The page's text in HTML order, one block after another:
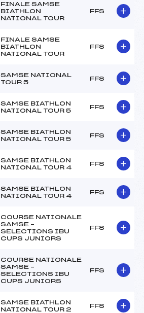
FINALE SAMSE
BIATHLON
NATIONAL TOUR
FFS
FINALE SAMSE
BIATHLON
NATIONAL TOUR
FFS
SAMSE NATIONAL
TOUR 5
FFS
SAMSE BIATHLON
NATIONAL TOUR 5
FFS
SAMSE BIATHLON
NATIONAL TOUR 5
FFS
SAMSE BIATHLON
NATIONAL TOUR 4
FFS
SAMSE BIATHLON
NATIONAL TOUR 4
FFS
COURSE NATIONALE
SAMSE –
SELECTIONS IBU
CUPS JUNIORS
FFS
COURSE NATIONALE
SAMSE –
SELECTIONS IBU
CUPS JUNIORS
FFS
SAMSE BIATHLON
NATIONAL TOUR 2
FFS